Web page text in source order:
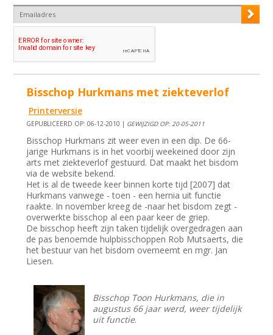
Bisschop Hurkmans met ziekteverlof
Printerversie
GEPUBLICEERD OP: 06-12-2010 | GEWIJZIGD OP: 20-05-2011
Bisschop Hurkmans zit weer even in een dip. De 66-
jarige Hurkmans is in het voorbij weekeined door zijn
arts met ziekteverlof gestuurd. Dat maakt het bisdom
via de website bekend.
Het is al de tweede keer binnen korte tijd [2007] dat
Hurkmans vanwege - toen - een hernia uit functie
raakte. In november kreeg de -naar het bisdom zegt -
overwerkte bisschop al een paar keer de griep.
De bisschop heeft zijn taken tijdelijk overgedragen aan
de pas benoemde hulpbisschoppen Rob Mutsaerts, die
het bestuur van het bisdom overneemt en mgr. Jan
Liesen.
Bisschop Toon Hurkmans, die in
augustus 66 jaar werd, weer tijdelijk
uit functie.